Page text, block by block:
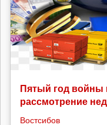
Пятый год войны
рассмотрение
Востсибов